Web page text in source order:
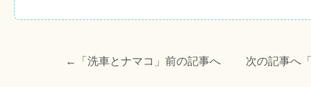
←「 洗車とナマコ 」前の記事へ 次の記事へ